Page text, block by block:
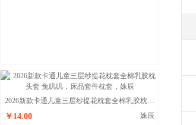
2026新款卡通儿童三层纱提花枕套全棉乳胶枕头套 兔叽叽
￥14.00 姝辰